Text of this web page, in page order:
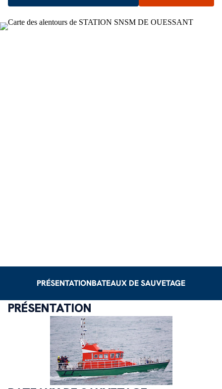
PRÉSENTATIONBATEAUX DE SAUVETAGE
PRÉSENTATION